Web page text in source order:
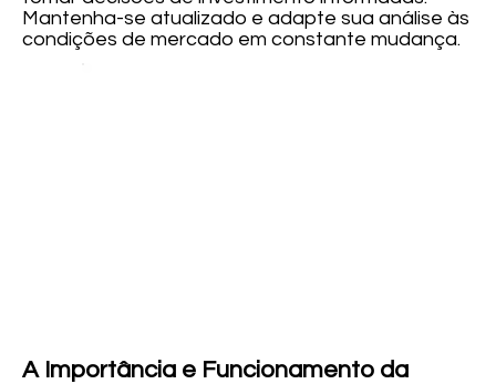
Mantenha-se atualizado e adapte sua análise às
condições de mercado em constante mudança.
A Importância e Funcionamento da